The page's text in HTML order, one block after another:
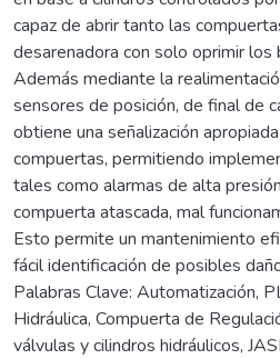
capaz de abrir tanto las
desarenadora con solo oprimir los
Además mediante la
sensores de posición, de final de
obtiene una señalización
compuertas, permitiendo
tales como alarmas de alta
compuerta atascada, mal
Esto permite un mantenimiento
fácil identificación de posibles
Palabras Clave: Automatización,
Hidráulica, Compuerta de
válvulas y cilindros hidráulicos,